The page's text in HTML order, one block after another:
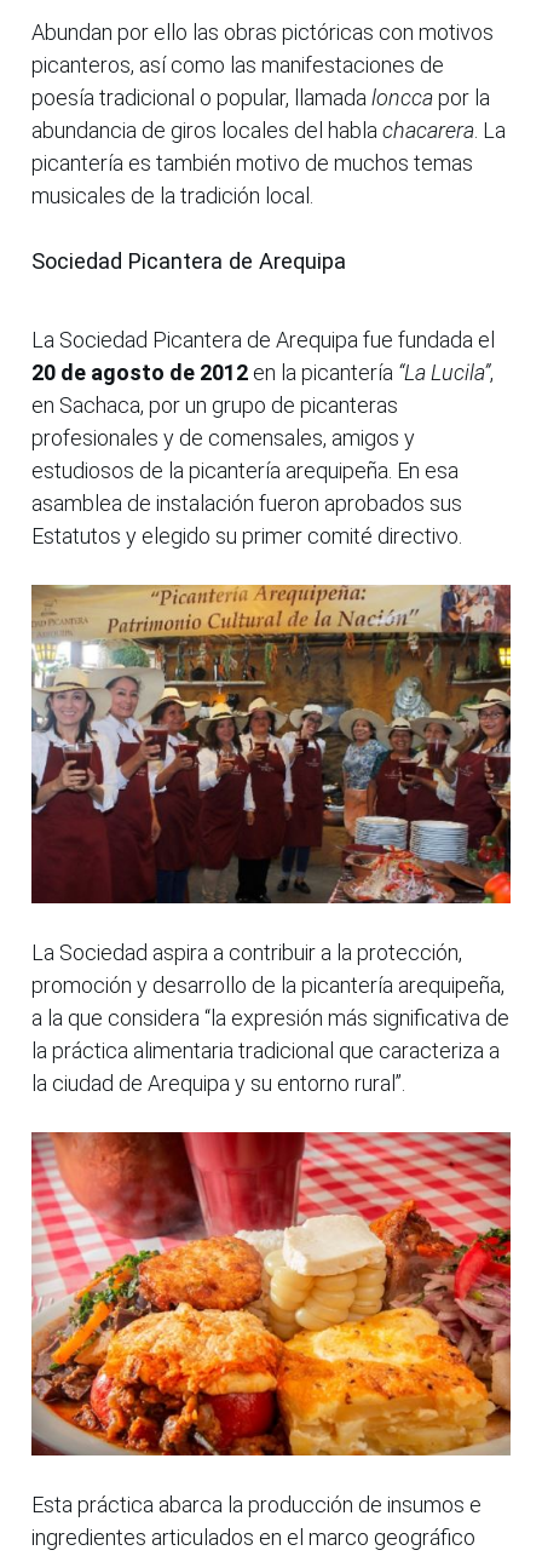
Abundan por ello las obras pictóricas con motivos
picanteros, así como las manifestaciones de
poesía tradicional o popular, llamada lonccapor la
abundancia de giros locales del habla chacarera . La
picantería es también motivo de muchos temas
musicales de la tradición local.
Sociedad Picantera de Arequipa
La Sociedad Picantera de Arequipa fue fundada el
20 de agosto de 2012 en la picantería “La Lucila”,
en Sachaca, por un grupo de picanteras
profesionales y de comensales, amigos y
estudiosos de la picantería arequipeña. En esa
asamblea de instalación fueron aprobados sus
Estatutos y elegido su primer comité directivo.
La Sociedad aspira a contribuir a la protección,
promoción y desarrollo de la picantería arequipeña,
a la que considera “la expresión más significativa de
la práctica alimentaria tradicional que caracteriza a
la ciudad de Arequipa y su entorno rural”.
Esta práctica abarca la producción de insumos e
ingredientes articulados en el marco geográfico